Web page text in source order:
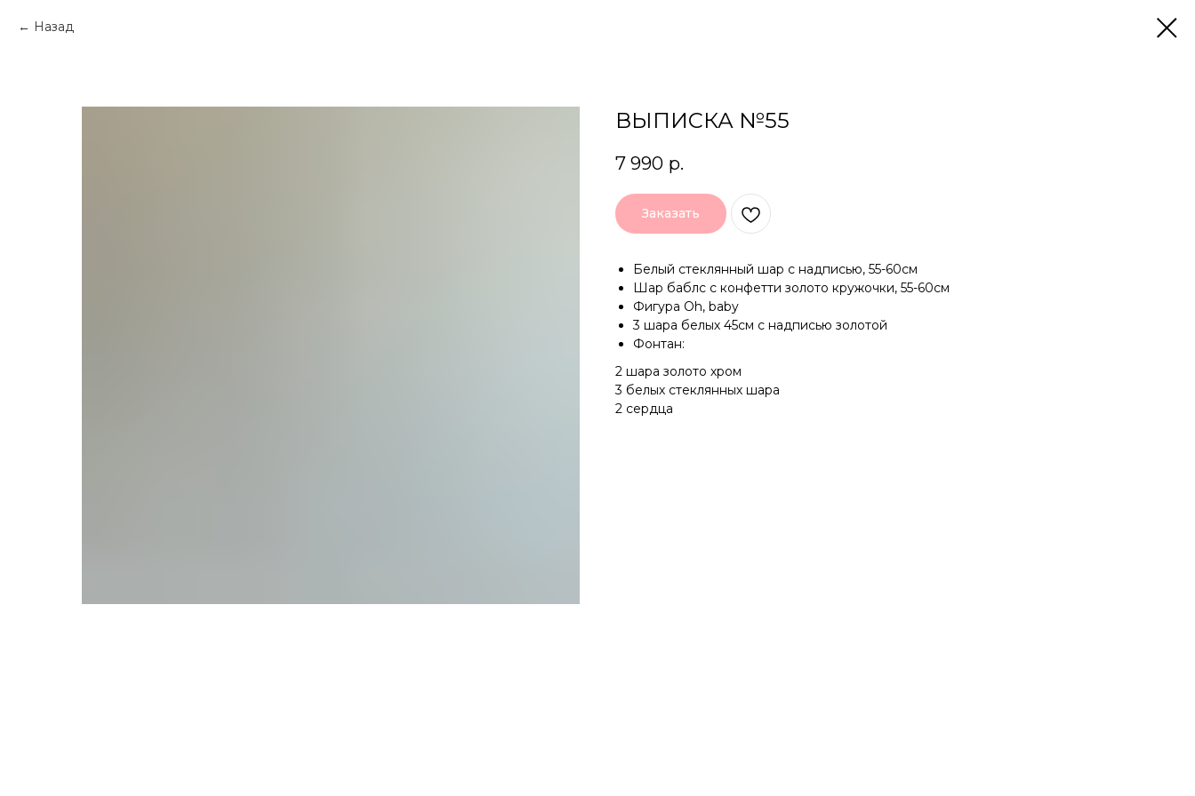
Назад
ВЫПИСКА №55
7 990 р.
Заказать
Белый стеклянный шар с надписью, 55-60см
Шар баблс с конфетти золото кружочки, 55-60см
Фигура Oh, baby
3 шара белых 45см с надписью золотой
Фонтан:
2 шара золото хром
3 белых стеклянных шара
2 сердца